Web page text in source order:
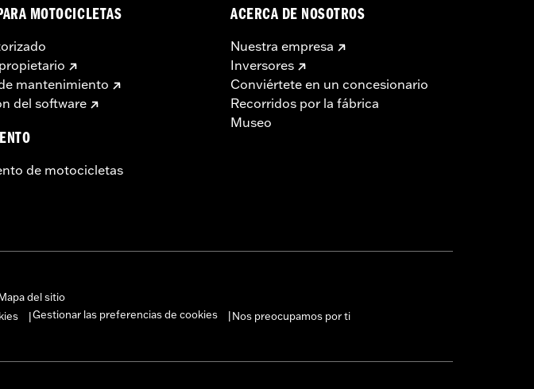
MOTOCICLETAS
mantenimiento
del software
de motocicletas
ACERCA DE NOSOTROS
Nuestra empresa
Inversores
Conviértete en un concesionario
Recorridos por la fábrica
Museo
del sitio
Gestionar las preferencias de cookies Nos preocupamos por ti